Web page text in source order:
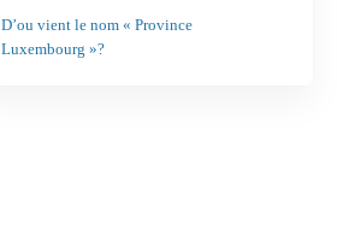
D’ou vient le nom « Province
Luxembourg »?